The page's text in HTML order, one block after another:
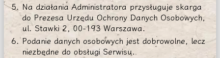
Na działania Administratora przysługuje skarga
do Prezesa Urzędu Ochrony Danych Osobowych,
ul. Stawki 2, 00-193 Warszawa.
Podanie danych osobowych jest dobrowolne, lecz
niezbędne do obsługi Serwisu.